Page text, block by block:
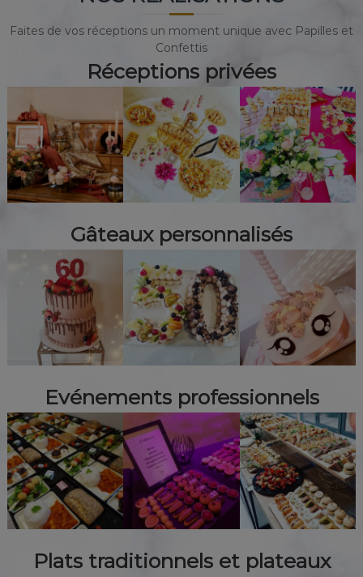
Faites de vos réceptions un moment unique avec Papilles et
Confettis
Réceptions privées
Gâteaux personnalisés
Evénements professionnels
Plats traditionnels et plateaux